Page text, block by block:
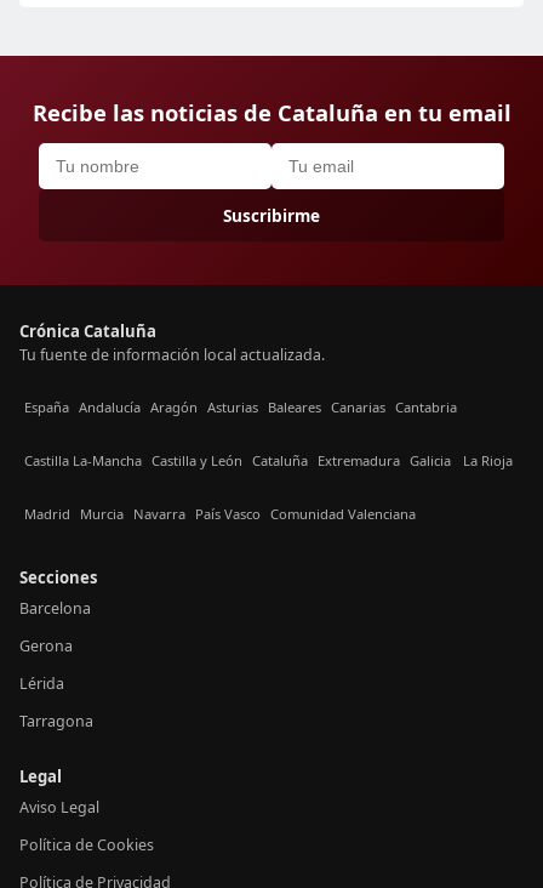
Recibe las noticias de Cataluña en tu email
Suscribirme
Crónica Cataluña
Tu fuente de información local actualizada.
España Andalucía Aragón Asturias Baleares Canarias Cantabria
Castilla La-Mancha Castilla y León Cataluña Extremadura Galicia La Rioja
Madrid Murcia Navarra País Vasco Comunidad Valenciana
Secciones
Barcelona
Gerona
Lérida
Tarragona
Legal
Aviso Legal
Política de Cookies
Política de Privacidad